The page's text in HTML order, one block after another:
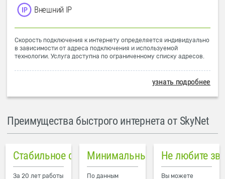
Внешний IP
Скорость подключения к интернету определяется индивидуально
в зависимости от адреса подключения и используемой
технологии. Услуга доступна по ограниченному списку адресов.
узнать подробнее
Преимущества быстрого интернета от SkyNet
Стабильное соединение
За 20 лет работы
Минимальный пинг в городе
По данным
Не любите
Вы можете